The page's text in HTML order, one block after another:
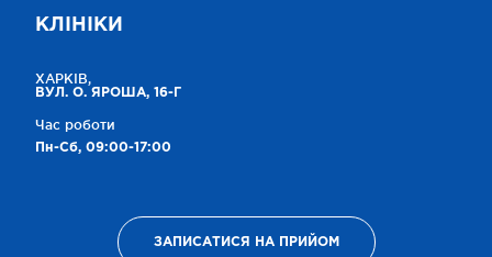
КЛІНІКИ
ХАРКІВ,
ВУЛ. О. ЯРОША, 16-Г
Час роботи
Пн-Сб, 09:00-17:00
ЗАПИСАТИСЯ НА ПРИЙОМ